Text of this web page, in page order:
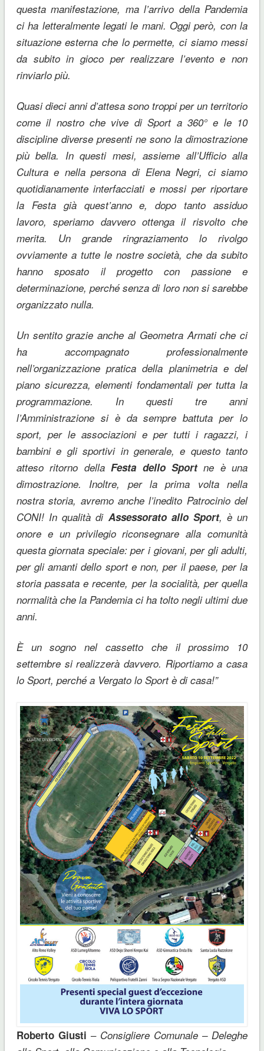
questa manifestazione, ma l’arrivo della Pandemia
ci ha letteralmente legati le mani. Oggi però, con la
situazione esterna che lo permette, ci siamo messi
da subito in gioco per realizzare l’evento e non
rinviarlo più.
Quasi dieci anni d’attesa sono troppi per un territorio
come il nostro che vive di Sport a 360° e le 10
discipline diverse presenti ne sono la dimostrazione
più bella. In questi mesi, assieme all’Ufficio alla
Cultura e nella persona di Elena Negri, ci siamo
quotidianamente interfacciati e mossi per riportare
la Festa già quest’anno e, dopo tanto assiduo
lavoro, speriamo davvero ottenga il risvolto che
merita. Un grande ringraziamento lo rivolgo
ovviamente a tutte le nostre società, che da subito
hanno sposato il progetto con passione e
determinazione, perché senza di loro non si sarebbe
organizzato nulla.
Un sentito grazie anche al Geometra Armati che ci
ha accompagnato professionalmente
nell’organizzazione pratica della planimetria e del
piano sicurezza, elementi fondamentali per tutta la
programmazione. In questi tre anni
l’Amministrazione si è da sempre battuta per lo
sport, per le associazioni e per tutti i ragazzi, i
bambini e gli sportivi in generale, e questo tanto
atteso ritorno dellaFesta dello Sportne è una
dimostrazione. Inoltre, per la prima volta nella
nostra storia, avremo anche l’inedito Patrocinio del
CONI! In qualità di Assessorato allo Sport, è un
onore e un privilegio riconsegnare alla comunità
questa giornata speciale: per i giovani, per gli adulti,
per gli amanti dello sport e non, per il paese, per la
storia passata e recente, per la socialità, per quella
normalità che la Pandemia ci ha tolto negli ultimi due
anni.
È un sogno nel cassetto che il prossimo 10
settembre si realizzerà davvero. Riportiamo a casa
lo Sport, perché a Vergato lo Sport è di casa!”
Roberto Giusti – Consigliere Comunale – Deleghe